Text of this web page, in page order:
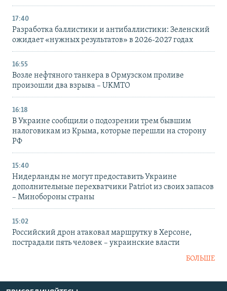
17:40
Разработка баллистики и антибаллистики: Зеленский
ожидает «нужных результатов» в 2026-2027 годах
16:55
Возле нефтяного танкера в Ормузском проливе
произошли два взрыва – UKMTO
16:18
В Украине сообщили о подозрении трем бывшим
налоговикам из Крыма, которые перешли на сторону
РФ
15:40
Нидерланды не могут предоставить Украине
дополнительные перехватчики Patriot из своих запасов
– Минобороны страны
15:02
Российский дрон атаковал маршрутку в Херсоне,
пострадали пять человек – украинские власти
БОЛЬШЕ